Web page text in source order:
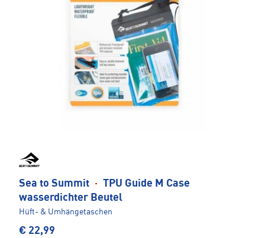
Sea to Summit · TPU Guide M Case
wasserdichter Beutel
Hüft- & Umhängetaschen
€ 22,99